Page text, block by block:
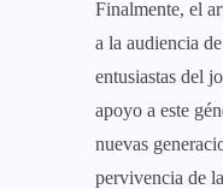
Finalmente, el
a la audiencia
entusiastas del
apoyo a este
nuevas
pervivencia de